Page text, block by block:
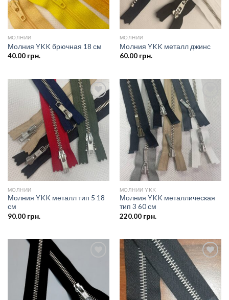
МОЛНИИ
Молния YKK брючная 18 см
40.00грн.
МОЛНИИ
Молния YKK металл джинс
60.00грн.
Добавить
в список
желаний
МОЛНИИ
Молния YKK металл тип 5 18
см
90.00грн.
Добавить
в список
желаний
МОЛНИИ YKK
Молния YKK металлическая
тип 3 60 см
220.00грн.
в список
желаний
Добавить
в список
желаний